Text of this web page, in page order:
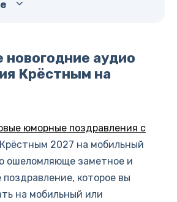
аудио
Крёстным на
юморные поздравления с
Крёстным 2027 на мобильный
ошеломляюще заметное и
поздравление, которое вы
на мобильный или